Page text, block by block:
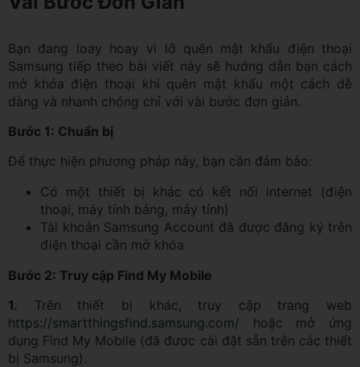
Bạn đang loay hoay vì lỡ quên mật khẩu điện thoại
Samsung tiếp theo bài viết này sẽ hướng dẫn bạn cách
mở khóa điện thoại khi quên mật khẩu một cách dễ
dàng và nhanh chóng chỉ với vài bước đơn giản.
Bước 1: Chuẩn bị
Để thực hiện phương pháp này, bạn cần đảm bảo:
Có một thiết bị khác có kết nối internet (điện
thoại, máy tính bảng, máy tính)
Tài khoản Samsung Account đã được đăng ký trên
điện thoại cần mở khóa
Bước 2: Truy cập Find My Mobile
1. Trên thiết bị khác, truy cập trang web
https://smartthingsfind.samsung.com/ hoặc mở ứng
dụng Find My Mobile (đã được cài đặt sẵn trên các thiết
bị Samsung).